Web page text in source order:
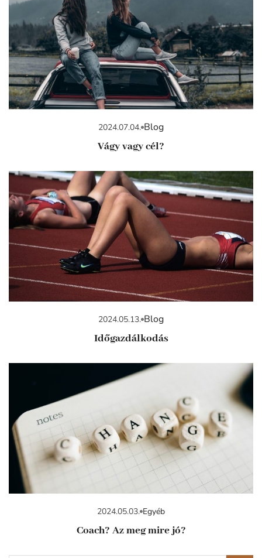
2024.07.04. Blog
Vágy vagy cél?
2024.05.13. Blog
Időgazdálkodás
2024.05.03. Egyéb
Coach? Az meg mire jó?